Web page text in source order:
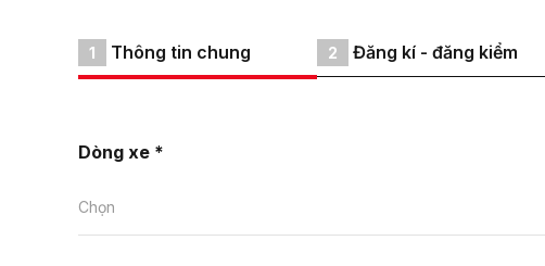
1 Thông tin chung 2 Đăng kí - đăng kiểm
Dòng xe *
Chọn